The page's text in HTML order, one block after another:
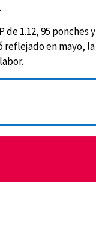
.
1.12, 95 ponches y
reflejado en mayo, la